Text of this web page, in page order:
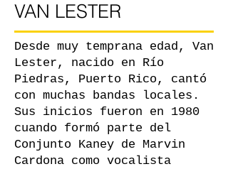
VAN LESTER
Desde muy temprana edad, Van
Lester, nacido en Río
Piedras, Puerto Rico, cantó
con muchas bandas locales.
Sus inicios fueron en 1980
cuando formó parte del
Conjunto Kaney de Marvin
Cardona como vocalista